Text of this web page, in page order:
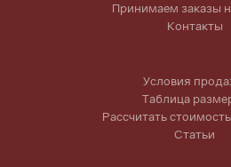
Принимаем заказы
Контакты
Условия
Таблица
Рассчитать
Статьи